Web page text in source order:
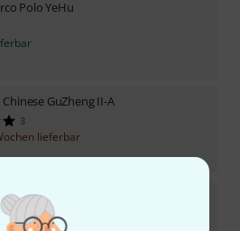
Polo YeHu
Chinese GuZheng II-A
3
lieferbar
QuDi Flute E-major